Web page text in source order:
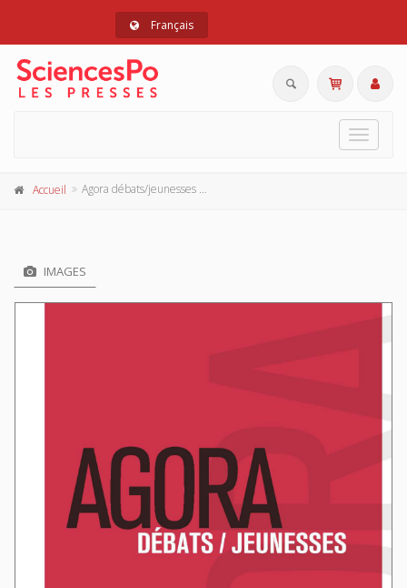
Français
Toggle
Accueil Agora débats/jeunesses 73, 2016
IMAGES